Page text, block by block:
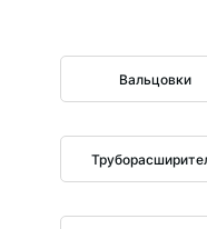
Вальцовки